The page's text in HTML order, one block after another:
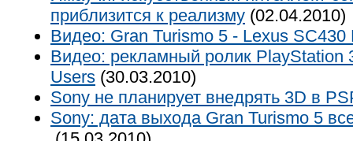
приблизится к реализму (02.04.2010)
Видео: Gran Turismo 5 - Lexus SC430
Видео: рекламный ролик PlayStation
Users (30.03.2010)
Sony не планирует внедрять 3D в
Sony: дата выхода Gran Turismo 5